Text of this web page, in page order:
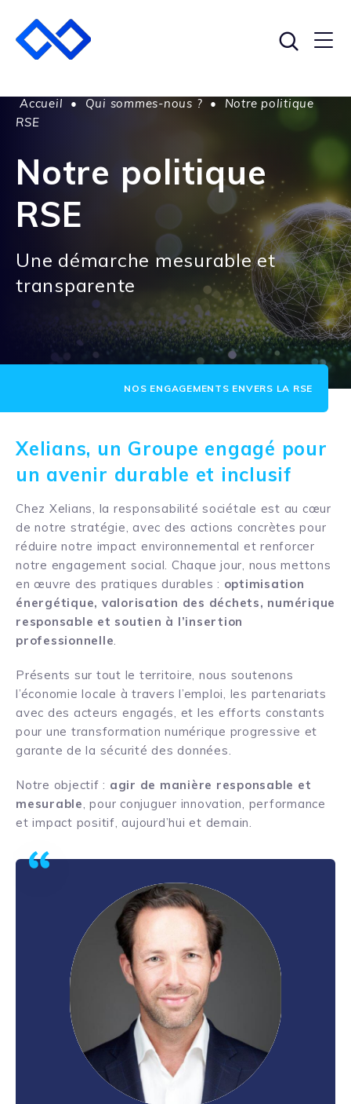
Accueil • Qui sommes-nous ? •
Notre politique
RSE
Notre politique
RSE
Une démarche mesurable et
transparente
Xelians, un Groupe engagé pour
un avenir durable et inclusif
Chez Xelians, la responsabilité sociétale est au cœur
de notre stratégie, avec des actions concrètes pour
réduire notre impact environnemental et renforcer
notre engagement social. Chaque jour, nous mettons
en œuvre des pratiques durables : optimisation
énergétique, valorisation des déchets, numérique
responsable et soutien à l’insertion
professionnelle
Présents sur tout le territoire, nous soutenons
l’économie locale à travers l’emploi, les partenariats
avec des acteurs engagés, et les efforts constants
pour une transformation numérique progressive et
garante de la sécurité des données.
Notre objectif : agir de manière responsable et
mesurable , pour conjuguer innovation, performance
et impact positif, aujourd’hui et demain.